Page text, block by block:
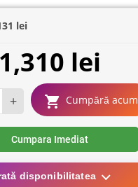
lei
1,310 lei
+ Cumpără acum
Cumpara Imediat
disponibilitatea